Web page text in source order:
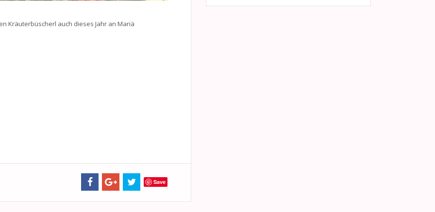
Kräuterbüscherl auch dieses Jahr an Mariä
Save